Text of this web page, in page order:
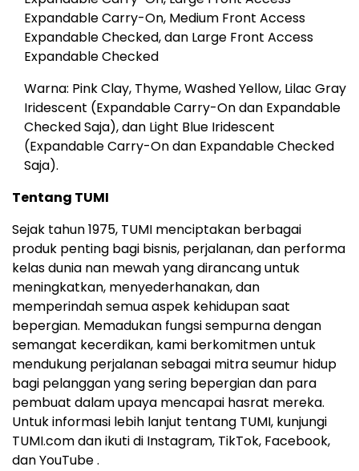
Expandable Carry-On, Medium Front Access
Expandable Checked, dan Large Front Access
Expandable Checked
Warna: Pink Clay, Thyme, Washed Yellow, Lilac Gray
Iridescent (Expandable Carry-On dan Expandable
Checked Saja), dan Light Blue Iridescent
(Expandable Carry-On dan Expandable Checked
Saja).
Tentang TUMI
Sejak tahun 1975, TUMI menciptakan berbagai
produk penting bagi bisnis, perjalanan, dan performa
kelas dunia nan mewah yang dirancang untuk
meningkatkan, menyederhanakan, dan
memperindah semua aspek kehidupan saat
bepergian. Memadukan fungsi sempurna dengan
semangat kecerdikan, kami berkomitmen untuk
mendukung perjalanan sebagai mitra seumur hidup
bagi pelanggan yang sering bepergian dan para
pembuat dalam upaya mencapai hasrat mereka.
Untuk informasi lebih lanjut tentang TUMI, kunjungi
TUMI.com dan ikuti di Instagram, TikTok, Facebook,
dan YouTube .